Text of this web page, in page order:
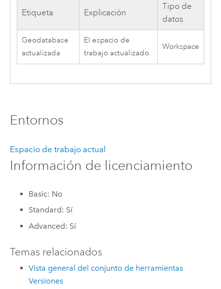
Etiqueta Explicación
Tipo de
datos
Geodatabase
actualizada
El espacio de
trabajo actualizado.
Workspace
Entornos
Espacio de trabajo actual
Información de licenciamiento
Basic: No
Standard: Sí
Advanced: Sí
Temas relacionados
Vista general del conjunto de herramientas
Versiones